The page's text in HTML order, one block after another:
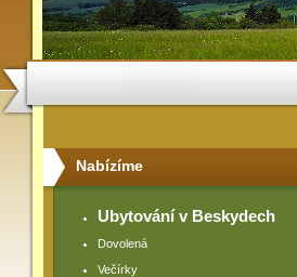
Nabízíme
Ubytování v Beskydech
Dovolená
Večírky